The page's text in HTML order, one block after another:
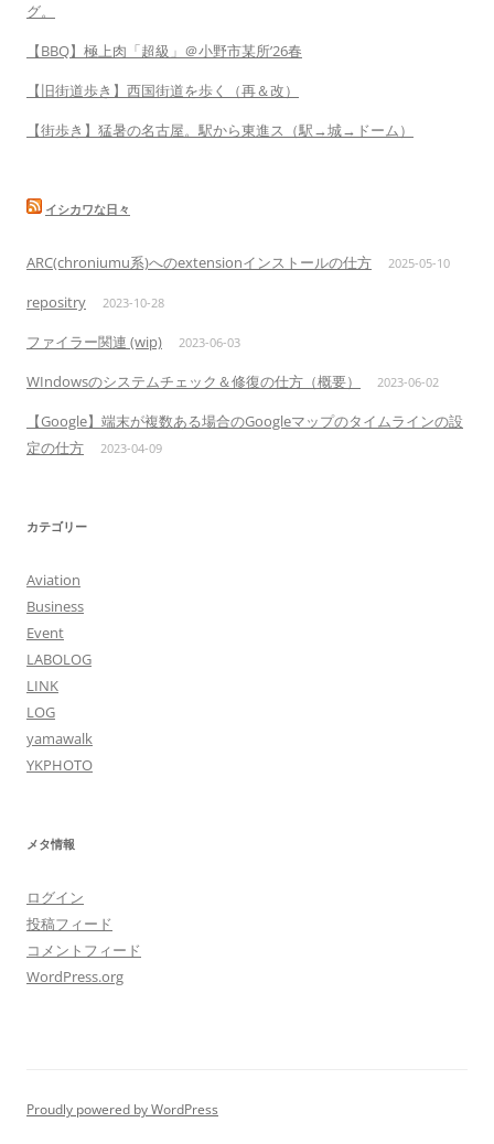
グ。
【BBQ】極上肉「超級」＠小野市某所’26春
【旧街道歩き】西国街道を歩く（再＆改）
【街歩き】猛暑の名古屋。駅から東進ス（駅→城→ドーム）
イシカワな日々
ARC(chroniumu系)へのextensionインストールの仕方 2025-05-10
repositry 2023-10-28
ファイラー関連 (wip) 2023-06-03
WIndowsのシステムチェック＆修復の仕方（概要） 2023-06-02
【Google】端末が複数ある場合のGoogleマップのタイムラインの設
定の仕方
2023-04-09
カテゴリー
Aviation
Business
Event
LABOLOG
LINK
LOG
yamawalk
YKPHOTO
メタ情報
ログイン
投稿フィード
コメントフィード
WordPress.org
Proudly powered by WordPress